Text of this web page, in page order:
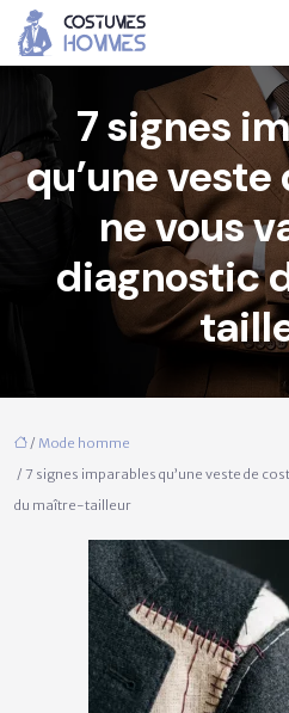
7 signes
qu’une
ne vous
diagnostic
/ Mode homme
/ 7 signes imparables qu’une veste de
du maître-tailleur